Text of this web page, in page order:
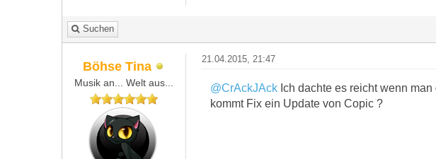
Suchen
Böhse Tina
Musik an... Welt aus...
21.04.2015, 21:47
@CrAckJAckIch dachte es reicht wenn man
kommt Fix ein Update von Copic ?